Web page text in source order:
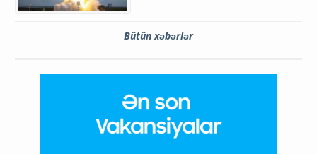
Bütün xəbərlər